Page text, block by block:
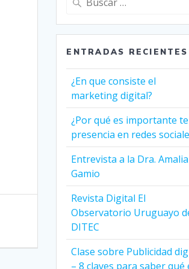
ENTRADAS RECIENTES
¿En que consiste el
marketing digital?
¿Por qué es importante
presencia en redes
Entrevista a la Dra. Amalia
Gamio
Revista Digital El
Observatorio Uruguayo
DITEC
Clase sobre Publicidad
– 8 claves para saber qué